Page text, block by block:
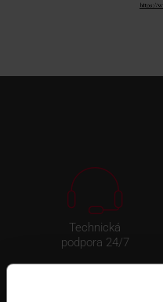
Technická
podpora 24/7